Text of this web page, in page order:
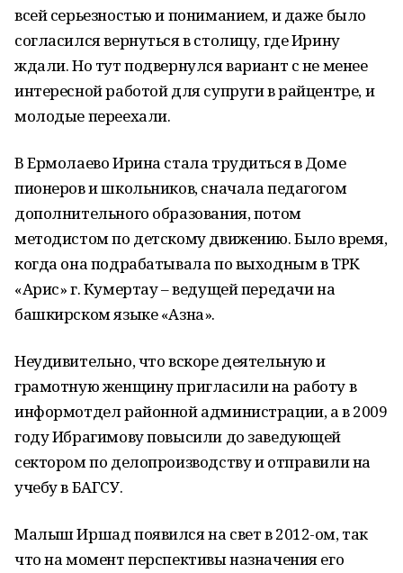
всей серьезностью и пониманием, и даже было
согласился вернуться в столицу, где Ирину
ждали. Но тут подвернулся вариант с не менее
интересной работой для супруги в райцентре, и
молодые переехали.
В Ермолаево Ирина стала трудиться в Доме
пионеров и школьников, сначала педагогом
дополнительного образования, потом
методистом по детскому движению. Было время,
когда она подрабатывала по выходным в ТРК
«Арис» г. Кумертау – ведущей передачи на
башкирском языке «Азна».
Неудивительно, что вскоре деятельную и
грамотную женщину пригласили на работу в
информотдел районной администрации, а в 2009
году Ибрагимову повысили до заведующей
сектором по делопроизводству и отправили на
учебу в БАГСУ.
Малыш Иршад появился на свет в 2012-ом, так
что на момент перспективы назначения его